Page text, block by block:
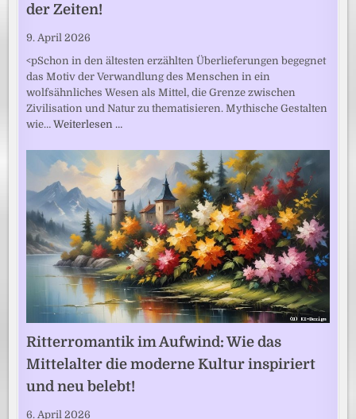
der Zeiten!
9. April 2026
<pSchon in den ältesten erzählten Überlieferungen begegnet
das Motiv der Verwandlung des Menschen in ein
wolfsähnliches Wesen als Mittel, die Grenze zwischen
Zivilisation und Natur zu thematisieren. Mythische Gestalten
wie…Weiterlesen …
Ritterromantik im Aufwind: Wie das
Mittelalter die moderne Kultur inspiriert
und neu belebt!
6. April 2026